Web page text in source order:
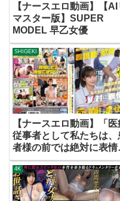
【ナースエロ動画】【AI
マスター版】SUPER
MODEL 早乙女優
SHIGEKI
【ナースエロ動画】「医
従事者として私たちは、
者様の前では絶対に表情
崩しません」限界集落の
院を支える看護師の献身
4K